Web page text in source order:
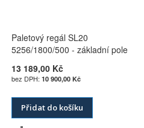
Paletový regál SL20
5256/1800/500 - základní pole
13 189,00 Kč
10 900,00 Kč
Přidat do košíku